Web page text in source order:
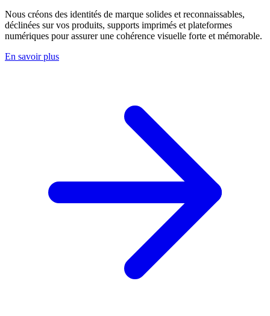
Nous créons des identités de marque solides et reconnaissables,
déclinées sur vos produits, supports imprimés et plateformes
numériques pour assurer une cohérence visuelle forte et mémorable.
En savoir plus